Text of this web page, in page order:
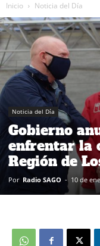
Inicio Noticia del Día
Noticia del Día
Gobierno
enfrentar la
Región de
Por Radio SAGO - 10 de